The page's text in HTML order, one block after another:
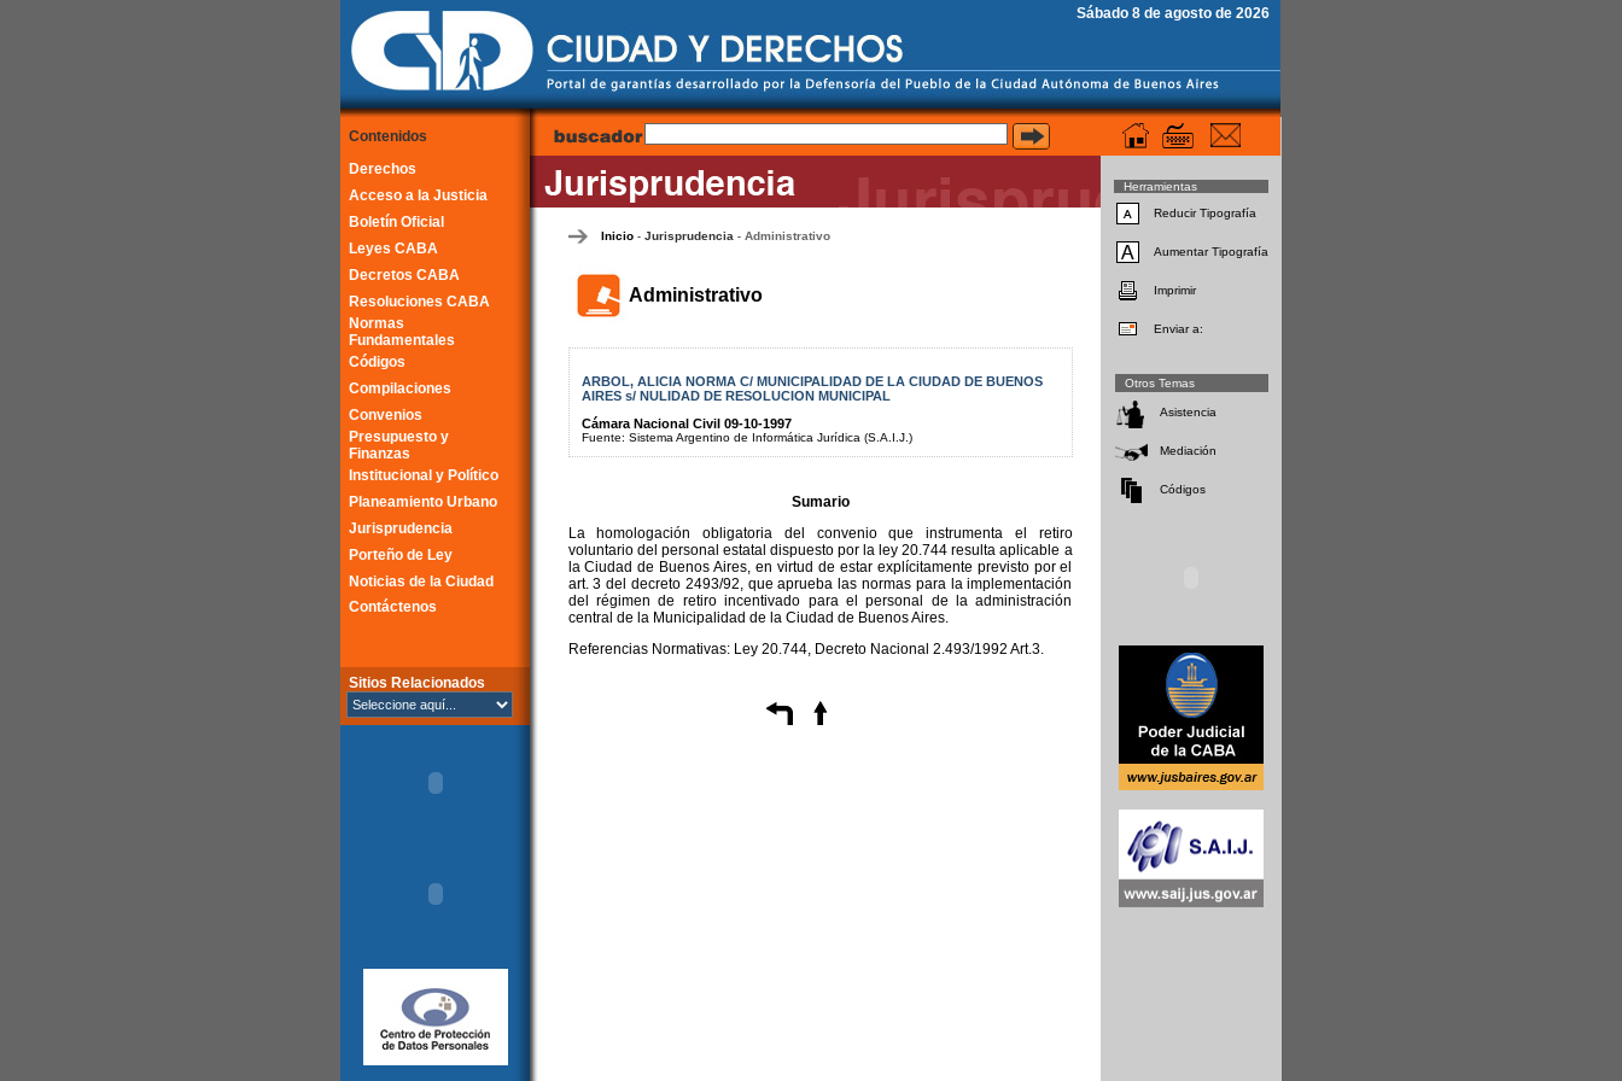
Sábado 8 de agosto de 2026
Contenidos
Derechos
Acceso a la Justicia
Boletín Oficial
Leyes CABA
Decretos CABA
Resoluciones CABA
Normas
Fundamentales
Códigos
Compilaciones
Convenios
Presupuesto y
Finanzas
Institucional y Político
Planeamiento Urbano
Jurisprudencia
Porteño de Ley
Noticias de la Ciudad
Contáctenos
Sitios Relacionados
Herramientas
Reducir Tipografía
Aumentar Tipografía
Imprimir
Enviar a:
Otros Temas
Asistencia
Mediación
Códigos
Inicio- Jurisprudencia- Administrativo
Administrativo
ARBOL, ALICIA NORMA C/ MUNICIPALIDAD DE LA CIUDAD DE BUENOS
AIRES s/ NULIDAD DE RESOLUCION MUNICIPAL
Cámara Nacional Civil 09-10-1997
Fuente: Sistema Argentino de Informática Jurídica (S.A.I.J.)
Sumario
La homologación obligatoria del convenio que instrumenta el retiro
voluntario del personal estatal dispuesto por la ley 20.744 resulta aplicable a
la Ciudad de Buenos Aires, en virtud de estar explícitamente previsto por el
art. 3 del decreto 2493/92, que aprueba las normas para la implementación
del régimen de retiro incentivado para el personal de la administración
central de la Municipalidad de la Ciudad de Buenos Aires.
Referencias Normativas: Ley 20.744, Decreto Nacional 2.493/1992 Art.3.